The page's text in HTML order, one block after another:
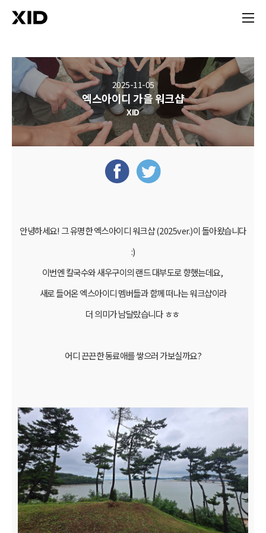
2025-11-05
엑스아이디 가을 워크샵
XID
안녕하세요! 그 유명한 엑스아이디 워크샵 (2025ver.)이 돌아왔습니다
:)
이번엔 칼국수와 새우구이의 랜드 대부도로 향했는데요,
새로 들어온 엑스아이디 멤버들과 함께 떠나는 워크샵이라
더 의미가 남달랐습니다 ㅎㅎ
어디 끈끈한 동료애를 쌓으러 가보실까요?